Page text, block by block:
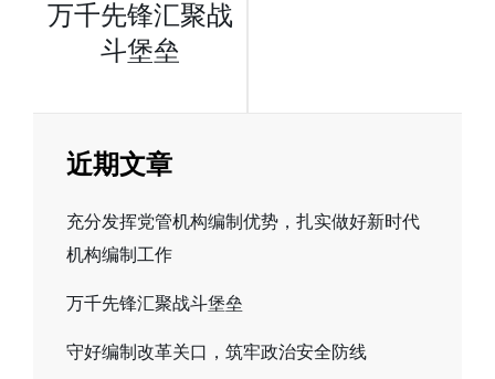
章
航
万千先锋汇聚战
斗堡垒
近期文章
充分发挥党管机构编制优势，扎实做好新时代
机构编制工作
万千先锋汇聚战斗堡垒
守好编制改革关口，筑牢政治安全防线